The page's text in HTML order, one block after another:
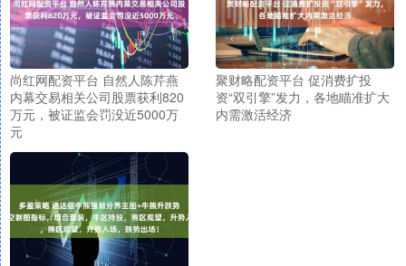
尚红网配资平台 自然人陈芹燕
内幕交易相关公司股票获利820
万元，被证监会罚没近5000万
元
聚财略配资平台 促消费扩投
资“双引擎”发力，各地瞄准扩大
内需激活经济